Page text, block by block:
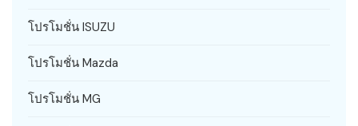
โปรโมชั่น ISUZU
โปรโมชั่น Mazda
โปรโมชั่น MG